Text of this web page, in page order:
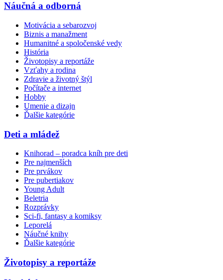
Náučná a odborná
Motivácia a sebarozvoj
Biznis a manažment
Humanitné a spoločenské vedy
História
Životopisy a reportáže
Vzťahy a rodina
Zdravie a životný štýl
Počítače a internet
Hobby
Umenie a dizajn
Ďalšie kategórie
Deti a mládež
Knihorad – poradca kníh pre deti
Pre najmenších
Pre prvákov
Pre pubertiakov
Young Adult
Beletria
Rozprávky
Sci-fi, fantasy a komiksy
Leporelá
Náučné knihy
Ďalšie kategórie
Životopisy a reportáže